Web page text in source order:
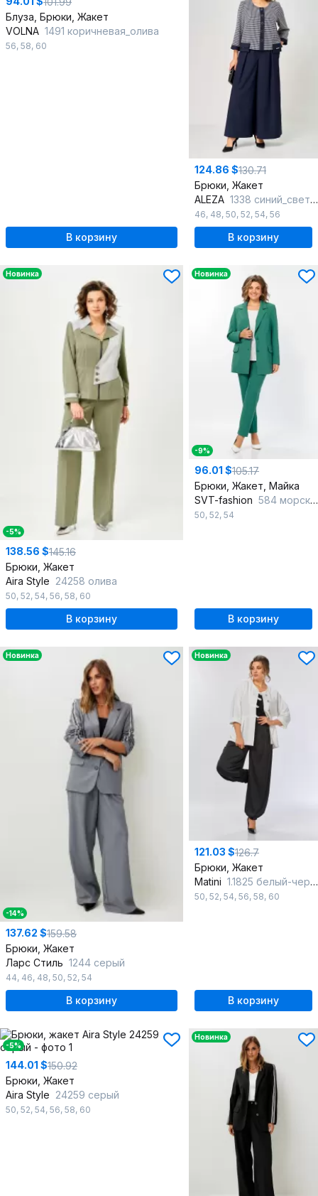
Блуза, Брюки, Жакет
VOLNA 1491 коричневая_олива
56, 58, 60
В корзину
124.86 $130.71
Брюки, Жакет
ALEZA 1338 синий_светло-серый
46, 48, 50, 52, 54, 56
В корзину
Новинка
-5%
138.56 $145.16
Брюки, Жакет
Aira Style 24258 олива
50, 52, 54, 56, 58, 60
В корзину
Новинка
-9%
96.01 $105.17
Брюки, Жакет, Майка
SVT-fashion 584 морской_бриз
50, 52, 54
В корзину
Новинка
-14%
137.62 $159.58
Брюки, Жакет
Ларс Стиль 1244 серый
44, 46, 48, 50, 52, 54
В корзину
Новинка
121.03 $126.7
Брюки, Жакет
Matini 1.1825 белый-черный
50, 52, 54, 56, 58, 60
В корзину
-5%
144.01 $150.92
Брюки, Жакет
Aira Style 24259 серый
50, 52, 54, 56, 58, 60
Новинка